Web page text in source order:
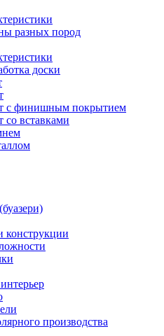
разных пород
доски
с финишным покрытием
вставками
конструкции
производства